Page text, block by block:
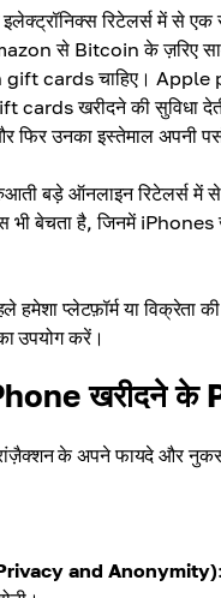
रिटेलर्स में से
से Bitcoin के ज़रिए
gift cards चाहिए।
cards खरीदने की
उनका इस्तेमाल अपनी
बड़े ऑनलाइन रिटेलर्स में से
भी बेचता है, जिनमें
हमेशा प्लेटफ़ॉर्म या
उपयोग करें।
खरीदने
के अपने फायदे और
(Privacy and Anonymity)